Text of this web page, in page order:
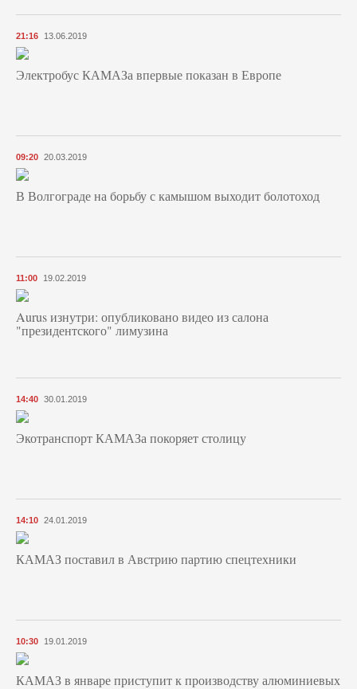
21:16 13.06.2019
Электробус КАМАЗа впервые показан в Европе
09:20 20.03.2019
В Волгограде на борьбу с камышом выходит болотоход
11:00 19.02.2019
Aurus изнутри: опубликовано видео из салона
"президентского" лимузина
14:40 30.01.2019
Экотранспорт КАМАЗа покоряет столицу
14:10 24.01.2019
КАМАЗ поставил в Австрию партию спецтехники
10:30 19.01.2019
КАМАЗ в январе приступит к производству алюминиевых